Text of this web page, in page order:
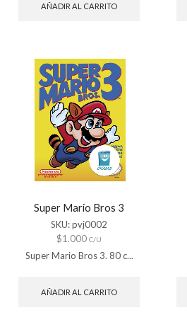
AÑADIR AL CARRITO
Super Mario Bros 3
SKU:pvj0002
$1.000 C/U
Super Mario Bros 3. 80 c...
AÑADIR AL CARRITO